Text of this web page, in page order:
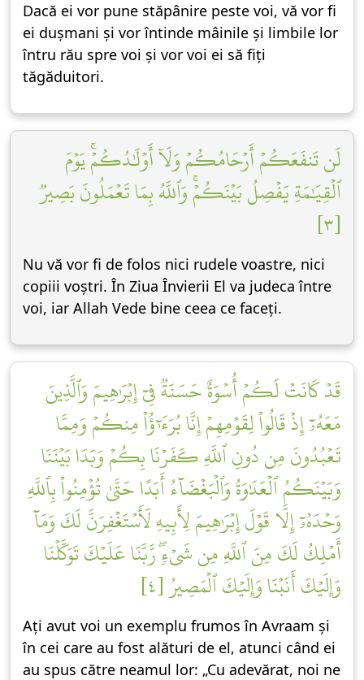
Dacă ei vor pune stăpânire peste voi, vă vor fi
ei dușmani și vor întinde mâinile și limbile lor
întru rău spre voi și vor voi ei să fiți
tăgăduitori.
لَن تَنفَعَكُمۡ أَرۡحَامُكُمۡ وَلَآ أَوۡلَٰدُكُمۡۚ يَوۡمَ
ٱلۡقِيَٰمَةِ يَفۡصِلُ بَيۡنَكُمۡۚ وَٱللَّهُ بِمَا تَعۡمَلُونَ بَصِيرٞ
[٣]
Nu vă vor fi de folos nici rudele voastre, nici
copiii voștri. În Ziua Învierii El va judeca între
voi, iar Allah Vede bine ceea ce faceți.
قَدۡ كَانَتۡ لَكُمۡ أُسۡوَةٌ حَسَنَةٞ فِيٓ إِبۡرَٰهِيمَ وَٱلَّذِينَ
مَعَهُۥٓ إِذۡ قَالُواْ لِقَوۡمِهِمۡ إِنَّا بُرَءَٰٓؤُاْ مِنكُمۡ وَمِمَّا
تَعۡبُدُونَ مِن دُونِ ٱللَّهِ كَفَرۡنَا بِكُمۡ وَبَدَا بَيۡنَنَا
وَبَيۡنَكُمُ ٱلۡعَدَٰوَةُ وَٱلۡبَغۡضَآءُ أَبَدًا حَتَّىٰ تُؤۡمِنُواْ بِٱللَّهِ
وَحۡدَهُۥٓ إِلَّا قَوۡلَ إِبۡرَٰهِيمَ لِأَبِيهِ لَأَسۡتَغۡفِرَنَّ لَكَ وَمَآ
أَمۡلِكُ لَكَ مِنَ ٱللَّهِ مِن شَيۡءٖۖ رَّبَّنَا عَلَيۡكَ تَوَكَّلۡنَا
وَإِلَيۡكَ أَنَبۡنَا وَإِلَيۡكَ ٱلۡمَصِيرُ [٤]
Ați avut voi un exemplu frumos în Avraam și
în cei care au fost alături de el, atunci când ei
au spus către neamul lor: „Cu adevărat, noi ne